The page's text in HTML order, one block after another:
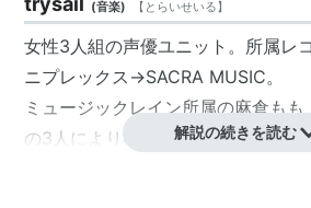
(音楽) 【 とらいせいる】
女性3人組の声優ユニット。所属レ
ニプレックス→SACRA MUSIC。
ミュージックレイン所属の麻倉も
の3人により構成される。解説の続きを読む